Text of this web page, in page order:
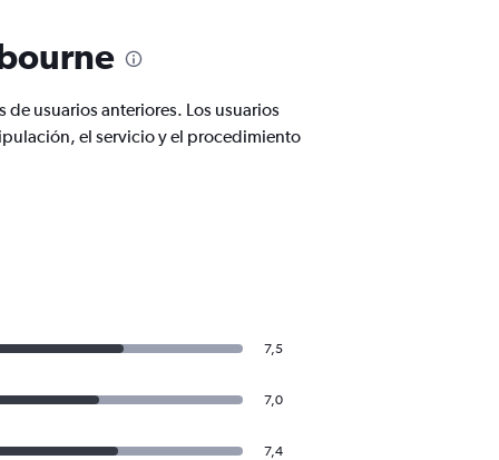
usuarios anteriores. Los usuarios
el servicio y el procedimiento
7,5
7,0
7,4